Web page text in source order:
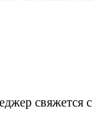
свяжется с